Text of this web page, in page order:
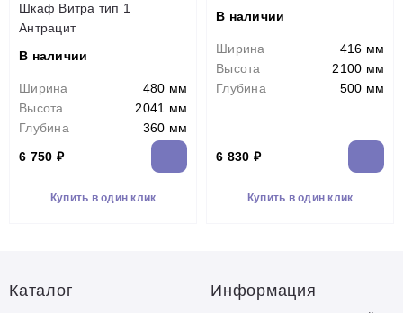
Шкаф Витра тип 1
Антрацит
В наличии
Ширина
480 мм
Высота
2041 мм
Глубина
360 мм
6 750 ₽
Купить в один клик
В наличии
Ширина
416 мм
Высота
2100 мм
Глубина
500 мм
6 830 ₽
Купить в один клик
Каталог Информация